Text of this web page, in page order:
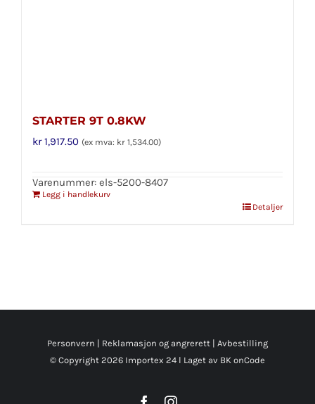
STARTER 9T 0.8KW
kr1,917.50 (ex mva: kr 1,534.00)
Varenummer: els-5200-8407
Legg i handlekurv
Detaljer
Personvern | Reklamasjon og angrerett | Avbestilling
© Copyright 2026 Importex 24 l Laget av BK onCode
FacebookInstagram